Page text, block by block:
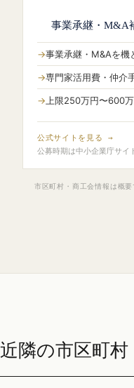
事業承継・M&A
事業承継・M&Aを機
専門家活用費・仲介
上限250万円〜600
公式サイトを見る →
公募時期は中小企業庁サイ
市区町村・商工会情報は概
近隣の市区町村